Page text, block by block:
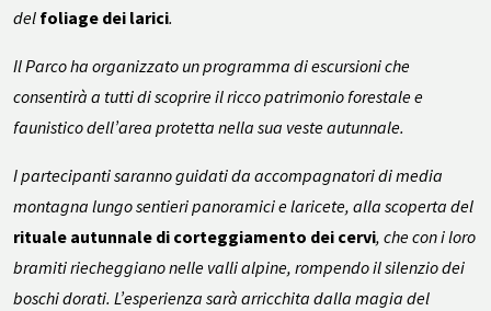
del foliage dei larici.
Il Parco ha organizzato un programma di escursioni che
consentirà a tutti di scoprire il ricco patrimonio forestale e
faunistico dell’area protetta nella sua veste autunnale.
I partecipanti saranno guidati da accompagnatori di media
montagna lungo sentieri panoramici e laricete, alla scoperta del
rituale autunnale di corteggiamento dei cervi, che con i loro
bramiti riecheggiano nelle valli alpine, rompendo il silenzio dei
boschi dorati. L’esperienza sarà arricchita dalla magia del